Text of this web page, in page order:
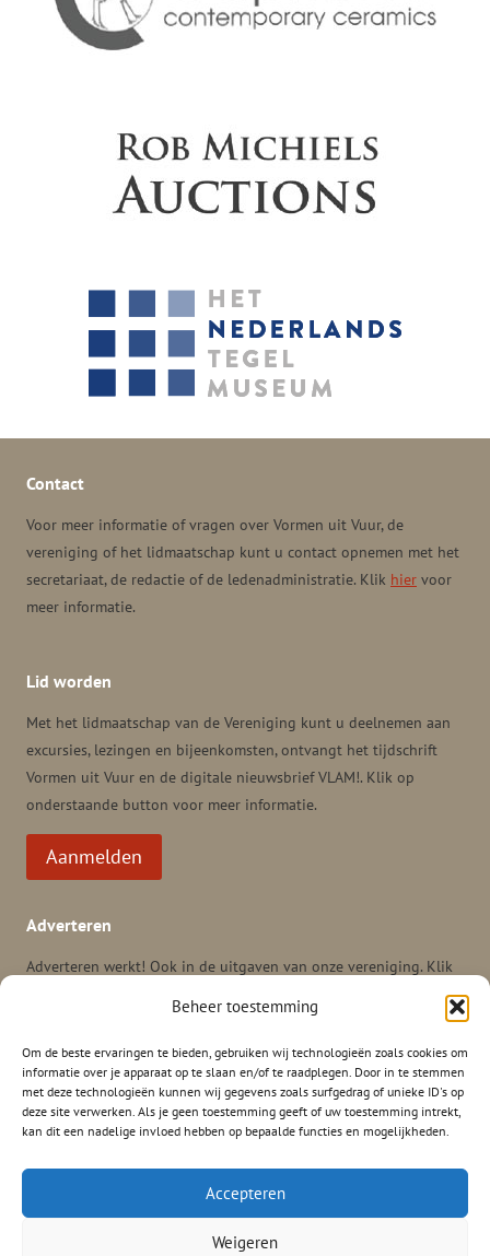
Beheer toestemming
Om de beste ervaringen te bieden, gebruiken wij technologieën zoals cookies om
informatie over je apparaat op te slaan en/of te raadplegen. Door in te stemmen
met deze technologieën kunnen wij gegevens zoals surfgedrag of unieke ID's op
deze site verwerken. Als je geen toestemming geeft of uw toestemming intrekt,
kan dit een nadelige invloed hebben op bepaalde functies en mogelijkheden.
Accepteren
Weigeren
Contact
Voor meer informatie of vragen over Vormen uit Vuur, de
vereniging of het lidmaatschap kunt u contact opnemen met het
secretariaat, de redactie of de ledenadministratie. Klik hier voor
meer informatie.
Lid worden
Met het lidmaatschap van de Vereniging kunt u deelnemen aan
excursies, lezingen en bijeenkomsten, ontvangt het tijdschrift
Vormen uit Vuur en de digitale nieuwsbrief VLAM!. Klik op
onderstaande button voor meer informatie.
Aanmelden
Adverteren
Adverteren werkt! Ook in de uitgaven van onze vereniging. Klik
tijdschrift Vormen uit Vuur, de nieuwsbrief VLAM en onze andere
mogelijkheden.
CONTACT
ACTIVITEITEN